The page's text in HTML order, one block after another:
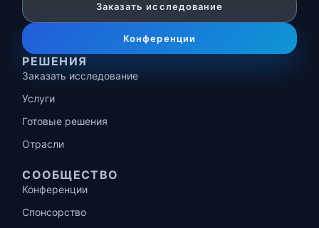
Заказать исследование
Конференции
РЕШЕНИЯ
Заказать исследование
Услуги
Готовые решения
Отрасли
СООБЩЕСТВО
Конференции
Спонсорство